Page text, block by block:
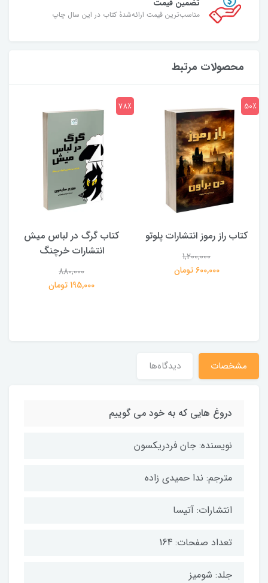
تضمین قیمت
مناسب‌ترین قیمت ارائه‌شدۀ کتاب در این سال چاپ
محصولات مرتبط
کتاب راز رموز انتشارات پلوتو
1,200,000
600,000 تومان
50٪
کتاب گرگ در لباس میش
انتشارات خرچنگ
880,000
195,000 تومان
78٪
مشخصات دیدگاه‌ها
دروغ هایی که به خود می گوییم
نویسنده: جان فردریکسون
مترجم: ندا حمیدی زاده
انتشارات: آتیسا
تعداد صفحات: 164
جلد: شومیز